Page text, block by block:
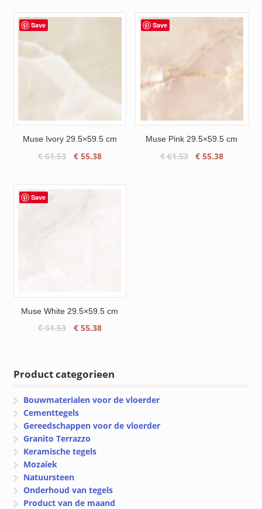
Save
Muse Ivory 29.5×59.5 cm
€61.53
Oorspronkelijke
€55.38Huidige
Save
Muse Pink 29.5×59.5 cm
€61.53
Oorspronkelijke
€ 55.38Huidige
Save
Muse White 29.5×59.5 cm
€61.53
Oorspronkelijke
€55.38Huidige
Product categorieen
Bouwmaterialen voor de vloerder
Cementtegels
Gereedschappen voor de vloerder
Granito Terrazzo
Keramische tegels
Mozaïek
Natuursteen
Onderhoud van tegels
Product van de maand